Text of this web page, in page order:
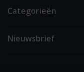
Categorieën
Nieuwsbrief